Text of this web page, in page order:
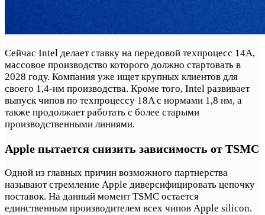
Сейчас Intel делает ставку на передовой техпроцесс 14A,
массовое производство которого должно стартовать в
2028 году. Компания уже ищет крупных клиентов для
своего 1,4-нм производства. Кроме того, Intel развивает
выпуск чипов по техпроцессу 18A с нормами 1,8 нм, а
также продолжает работать с более старыми
производственными линиями.
Apple пытается снизить зависимость от TSMC
Одной из главных причин возможного партнерства
называют стремление Apple диверсифицировать цепочку
поставок. На данный момент TSMC остается
единственным производителем всех чипов Apple silicon.